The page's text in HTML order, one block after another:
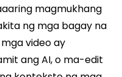
magmukhang
ng mga bagay na
video ay
ang AI, o ma-edit